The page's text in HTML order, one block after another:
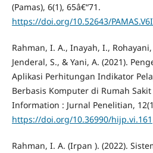
(Pamas), 6(1), 65â€“71.
https://doi.org/10.52643/
Rahman, I. A., Inayah, I.,
Jenderal, S., & Yani, A. (2021).
Aplikasi Perhitungan Indikator
Berbasis Komputer di Rumah
Information : Jurnal Penelitian,
https://doi.org/10.36990/hijp.vi.161
Rahman, I. A. (Irpan ). (2022).